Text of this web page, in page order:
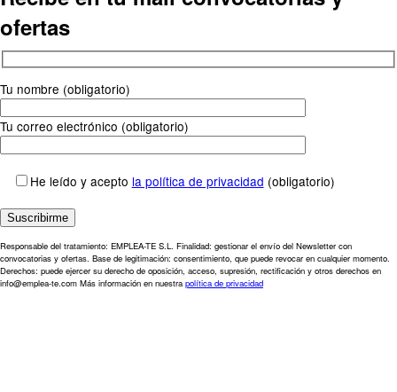
ofertas
Tu nombre (obligatorio)
Tu correo electrónico (obligatorio)
He leído y acepto la política de privacidad (obligatorio)
Responsable del tratamiento: EMPLEA-TE S.L. Finalidad: gestionar el envío del Newsletter con
convocatorias y ofertas. Base de legitimación: consentimiento, que puede revocar en cualquier momento.
Derechos: puede ejercer su derecho de oposición, acceso, supresión, rectificación y otros derechos en
info@emplea-te.com Más información en nuestra política de privacidad